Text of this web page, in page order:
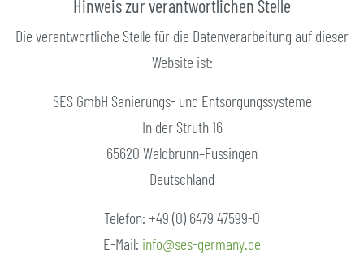
Hinweis zur verantwortlichen Stelle
Die verantwortliche Stelle für die Datenverarbeitung auf dieser
Website ist:
SES GmbH Sanierungs- und Entsorgungssysteme
In der Struth 16
65620 Waldbrunn–Fussingen
Deutschland
Telefon: +49 (0) 6479 47599-0
E-Mail: info@ses-germany.de